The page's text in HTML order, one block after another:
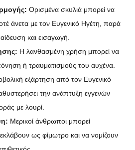
Ορισμένα σκυλιά μπορεί να
άνετα με τον Ευγενικό Ηγέτη, παρά
και εισαγωγή.
Η λανθασμένη χρήση μπορεί να
ή τραυματισμούς του αυχένα.
εξάρτηση από τον Ευγενικό
την ανάπτυξη εγγενών
με λουρί.
Μερικοί άνθρωποι μπορεί
ως φίμωτρο και να νομίζουν